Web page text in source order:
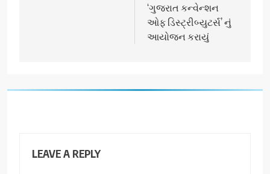
‘ગુજરાત કન્વેન્શન
ઓફ ડિસ્ટ્રીબ્યુટર્સ’ નું
આયોજન કરાયું
LEAVE A REPLY